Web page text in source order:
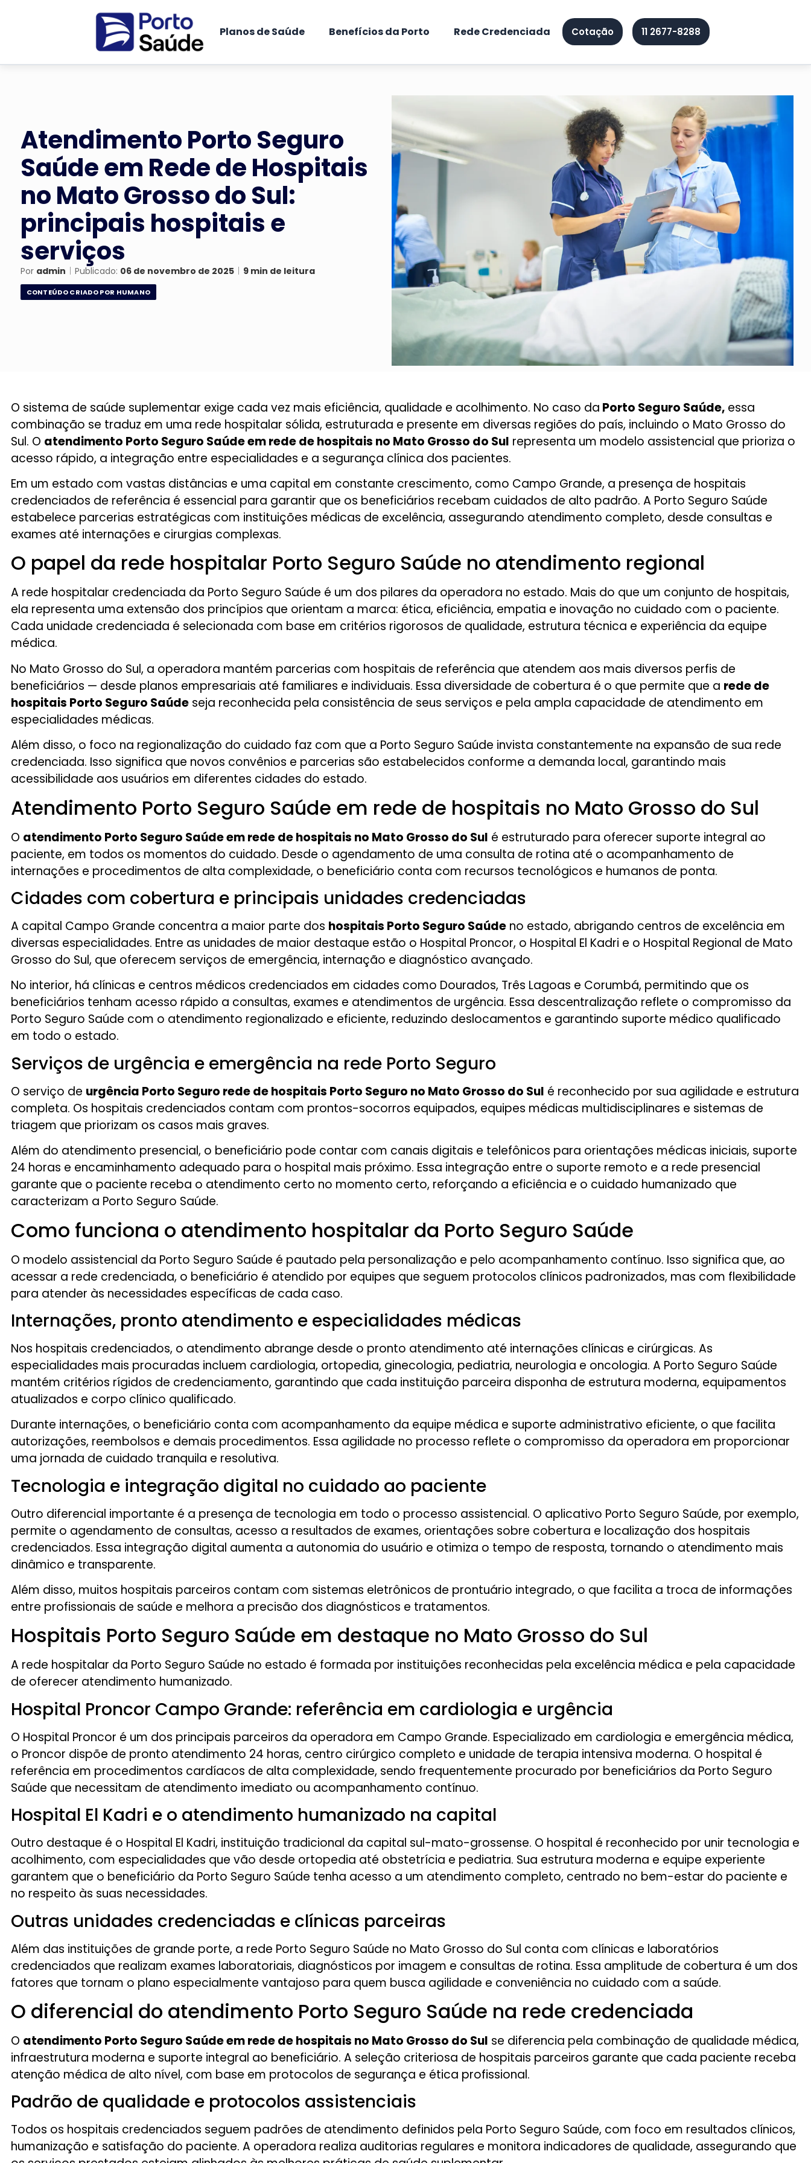
Planos de Saúde Benefícios da Porto Rede Credenciada Cotação 11 2677-8288
Atendimento Porto Seguro
Saúde em Rede de Hospitais
no Mato Grosso do Sul:
principais hospitais e
serviços
Por admin | Publicado: 06 de novembro de 2025 | 9 min de leitura
CONTEÚDO CRIADO POR HUMANO
O sistema de saúde suplementar exige cada vez mais eficiência, qualidade e acolhimento. No caso da Porto Seguro Saúde, essa
combinação se traduz em uma rede hospitalar sólida, estruturada e presente em diversas regiões do país, incluindo o Mato Grosso do
Sul. O atendimento Porto Seguro Saúde em rede de hospitais no Mato Grosso do Sul representa um modelo assistencial que prioriza o
acesso rápido, a integração entre especialidades e a segurança clínica dos pacientes.
Em um estado com vastas distâncias e uma capital em constante crescimento, como Campo Grande, a presença de hospitais
credenciados de referência é essencial para garantir que os beneficiários recebam cuidados de alto padrão. A Porto Seguro Saúde
estabelece parcerias estratégicas com instituições médicas de excelência, assegurando atendimento completo, desde consultas e
exames até internações e cirurgias complexas.
O papel da rede hospitalar Porto Seguro Saúde no atendimento regional
A rede hospitalar credenciada da Porto Seguro Saúde é um dos pilares da operadora no estado. Mais do que um conjunto de hospitais,
ela representa uma extensão dos princípios que orientam a marca: ética, eficiência, empatia e inovação no cuidado com o paciente.
Cada unidade credenciada é selecionada com base em critérios rigorosos de qualidade, estrutura técnica e experiência da equipe
médica.
No Mato Grosso do Sul, a operadora mantém parcerias com hospitais de referência que atendem aos mais diversos perfis de
beneficiários — desde planos empresariais até familiares e individuais. Essa diversidade de cobertura é o que permite que a rede de
hospitais Porto Seguro Saúde seja reconhecida pela consistência de seus serviços e pela ampla capacidade de atendimento em
especialidades médicas.
Além disso, o foco na regionalização do cuidado faz com que a Porto Seguro Saúde invista constantemente na expansão de sua rede
credenciada. Isso significa que novos convênios e parcerias são estabelecidos conforme a demanda local, garantindo mais
acessibilidade aos usuários em diferentes cidades do estado.
Atendimento Porto Seguro Saúde em rede de hospitais no Mato Grosso do Sul
O atendimento Porto Seguro Saúde em rede de hospitais no Mato Grosso do Sul é estruturado para oferecer suporte integral ao
paciente, em todos os momentos do cuidado. Desde o agendamento de uma consulta de rotina até o acompanhamento de
internações e procedimentos de alta complexidade, o beneficiário conta com recursos tecnológicos e humanos de ponta.
Cidades com cobertura e principais unidades credenciadas
A capital Campo Grande concentra a maior parte dos hospitais Porto Seguro Saúde no estado, abrigando centros de excelência em
diversas especialidades. Entre as unidades de maior destaque estão o Hospital Proncor, o Hospital El Kadri e o Hospital Regional de Mato
Grosso do Sul, que oferecem serviços de emergência, internação e diagnóstico avançado.
No interior, há clínicas e centros médicos credenciados em cidades como Dourados, Três Lagoas e Corumbá, permitindo que os
beneficiários tenham acesso rápido a consultas, exames e atendimentos de urgência. Essa descentralização reflete o compromisso da
Porto Seguro Saúde com o atendimento regionalizado e eficiente, reduzindo deslocamentos e garantindo suporte médico qualificado
em todo o estado.
Serviços de urgência e emergência na rede Porto Seguro
O serviço de urgência Porto Seguro rede de hospitais Porto Seguro no Mato Grosso do Sul é reconhecido por sua agilidade e estrutura
completa. Os hospitais credenciados contam com prontos-socorros equipados, equipes médicas multidisciplinares e sistemas de
triagem que priorizam os casos mais graves.
Além do atendimento presencial, o beneficiário pode contar com canais digitais e telefônicos para orientações médicas iniciais, suporte
24 horas e encaminhamento adequado para o hospital mais próximo. Essa integração entre o suporte remoto e a rede presencial
garante que o paciente receba o atendimento certo no momento certo, reforçando a eficiência e o cuidado humanizado que
caracterizam a Porto Seguro Saúde.
Como funciona o atendimento hospitalar da Porto Seguro Saúde
O modelo assistencial da Porto Seguro Saúde é pautado pela personalização e pelo acompanhamento contínuo. Isso significa que, ao
acessar a rede credenciada, o beneficiário é atendido por equipes que seguem protocolos clínicos padronizados, mas com flexibilidade
para atender às necessidades específicas de cada caso.
Internações, pronto atendimento e especialidades médicas
Nos hospitais credenciados, o atendimento abrange desde o pronto atendimento até internações clínicas e cirúrgicas. As
especialidades mais procuradas incluem cardiologia, ortopedia, ginecologia, pediatria, neurologia e oncologia. A Porto Seguro Saúde
mantém critérios rígidos de credenciamento, garantindo que cada instituição parceira disponha de estrutura moderna, equipamentos
atualizados e corpo clínico qualificado.
Durante internações, o beneficiário conta com acompanhamento da equipe médica e suporte administrativo eficiente, o que facilita
autorizações, reembolsos e demais procedimentos. Essa agilidade no processo reflete o compromisso da operadora em proporcionar
uma jornada de cuidado tranquila e resolutiva.
Tecnologia e integração digital no cuidado ao paciente
Outro diferencial importante é a presença de tecnologia em todo o processo assistencial. O aplicativo Porto Seguro Saúde, por exemplo,
permite o agendamento de consultas, acesso a resultados de exames, orientações sobre cobertura e localização dos hospitais
credenciados. Essa integração digital aumenta a autonomia do usuário e otimiza o tempo de resposta, tornando o atendimento mais
dinâmico e transparente.
Além disso, muitos hospitais parceiros contam com sistemas eletrônicos de prontuário integrado, o que facilita a troca de informações
entre profissionais de saúde e melhora a precisão dos diagnósticos e tratamentos.
Hospitais Porto Seguro Saúde em destaque no Mato Grosso do Sul
A rede hospitalar da Porto Seguro Saúde no estado é formada por instituições reconhecidas pela excelência médica e pela capacidade
de oferecer atendimento humanizado.
Hospital Proncor Campo Grande: referência em cardiologia e urgência
O Hospital Proncor é um dos principais parceiros da operadora em Campo Grande. Especializado em cardiologia e emergência médica,
o Proncor dispõe de pronto atendimento 24 horas, centro cirúrgico completo e unidade de terapia intensiva moderna. O hospital é
referência em procedimentos cardíacos de alta complexidade, sendo frequentemente procurado por beneficiários da Porto Seguro
Saúde que necessitam de atendimento imediato ou acompanhamento contínuo.
Hospital El Kadri e o atendimento humanizado na capital
Outro destaque é o Hospital El Kadri, instituição tradicional da capital sul-mato-grossense. O hospital é reconhecido por unir tecnologia e
acolhimento, com especialidades que vão desde ortopedia até obstetrícia e pediatria. Sua estrutura moderna e equipe experiente
garantem que o beneficiário da Porto Seguro Saúde tenha acesso a um atendimento completo, centrado no bem-estar do paciente e
no respeito às suas necessidades.
Outras unidades credenciadas e clínicas parceiras
Além das instituições de grande porte, a rede Porto Seguro Saúde no Mato Grosso do Sul conta com clínicas e laboratórios
credenciados que realizam exames laboratoriais, diagnósticos por imagem e consultas de rotina. Essa amplitude de cobertura é um dos
fatores que tornam o plano especialmente vantajoso para quem busca agilidade e conveniência no cuidado com a saúde.
O diferencial do atendimento Porto Seguro Saúde na rede credenciada
O atendimento Porto Seguro Saúde em rede de hospitais no Mato Grosso do Sul se diferencia pela combinação de qualidade médica,
infraestrutura moderna e suporte integral ao beneficiário. A seleção criteriosa de hospitais parceiros garante que cada paciente receba
atenção médica de alto nível, com base em protocolos de segurança e ética profissional.
Padrão de qualidade e protocolos assistenciais
Todos os hospitais credenciados seguem padrões de atendimento definidos pela Porto Seguro Saúde, com foco em resultados clínicos,
humanização e satisfação do paciente. A operadora realiza auditorias regulares e monitora indicadores de qualidade, assegurando que